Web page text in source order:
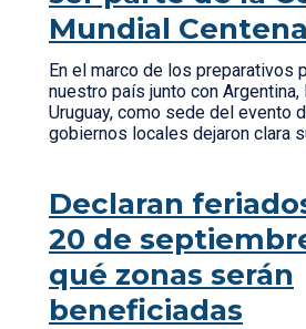
Mundial
En el marco de los preparativos
nuestro país junto con Argentina,
Uruguay, como sede del evento
gobiernos locales dejaron clara
Declaran
20 de
qué zonas serán
beneficiadas